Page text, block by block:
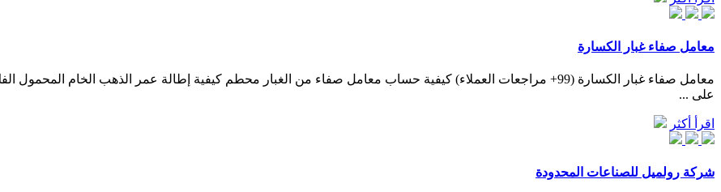
معامل صفاء غبار الكسارة
معامل صفاء غبار الكسارة (99+ مراجعات العملاء) كيفية حساب معامل صفاء من الغبار محطم كيفية إطالة عمر الذهب الخام
على ...
اقرأ أكثر
شركة رولميل للصناعات المحدودة